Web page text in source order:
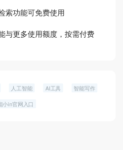
索功能可免费使用
与更多使用额度，按需付费
人工智能 AI工具 智能写作
小in官网入口